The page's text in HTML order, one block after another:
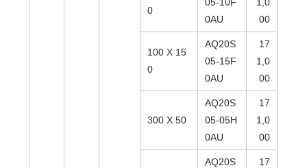
0
0AU
00
100 X 15
0
AQ20S
05-15F
0AU
17
1,0
00
300 X 50
AQ20S
05-05H
0AU
17
1,0
00
AQ20S
17